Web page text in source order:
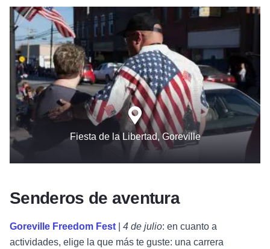
Fiesta de la Libertad, Goreville
Senderos de aventura
Goreville Freedom Fest 4 de julio: en cuanto a
actividades, elige la que más te guste: una carrera